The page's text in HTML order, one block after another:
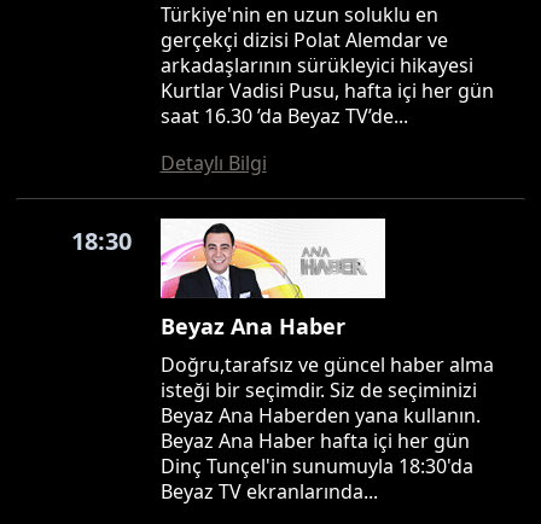
Türkiye'nin en uzun soluklu en
gerçekçi dizisi Polat Alemdar ve
arkadaşlarının sürükleyici hikayesi
Kurtlar Vadisi Pusu, hafta içi her gün
saat 16.30 ’da Beyaz TV’de...
Detaylı Bilgi
18:30
Beyaz Ana Haber
Doğru,tarafsız ve güncel haber alma
isteği bir seçimdir. Siz de seçiminizi
Beyaz Ana Haberden yana kullanın.
Beyaz Ana Haber hafta içi her gün
Dinç Tunçel'in sunumuyla 18:30'da
Beyaz TV ekranlarında...